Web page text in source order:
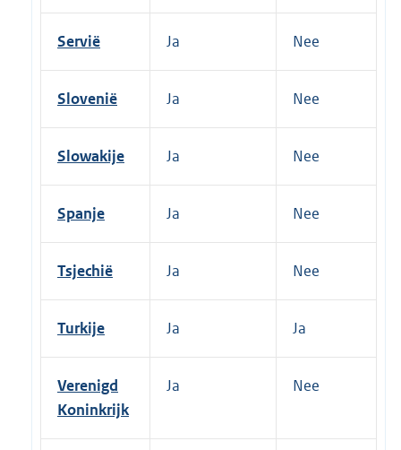
Servië Ja Nee
Slovenië Ja Nee
Slowakije Ja Nee
Spanje Ja Nee
Tsjechië Ja Nee
Turkije Ja Ja
Verenigd
Koninkrijk
Ja Nee